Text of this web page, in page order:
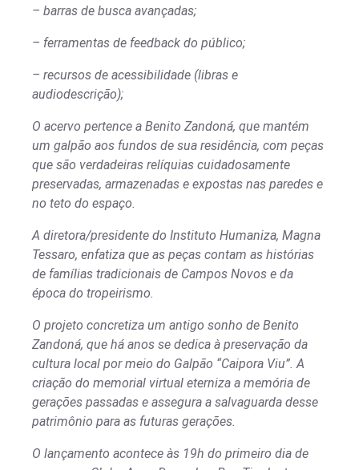
– barras de busca avançadas;
– ferramentas de feedback do público;
– recursos de acessibilidade (libras e
audiodescrição);
O acervo pertence a Benito Zandoná, que mantém
um galpão aos fundos de sua residência, com peças
que são verdadeiras relíquias cuidadosamente
preservadas, armazenadas e expostas nas paredes e
no teto do espaço.
A diretora/presidente do Instituto Humaniza, Magna
Tessaro, enfatiza que as peças contam as histórias
de famílias tradicionais de Campos Novos e da
época do tropeirismo.
O projeto concretiza um antigo sonho de Benito
Zandoná, que há anos se dedica à preservação da
cultura local por meio do Galpão “Caipora Viu”. A
criação do memorial virtual eterniza a memória de
gerações passadas e assegura a salvaguarda desse
patrimônio para as futuras gerações.
O lançamento acontece às 19h do primeiro dia de